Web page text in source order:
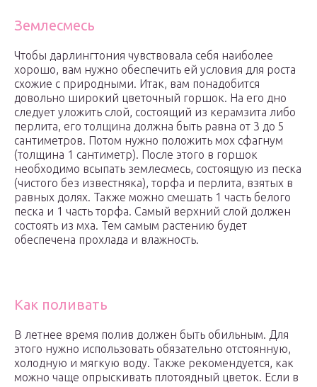
Землесмесь
Чтобы дарлингтония чувствовала себя наиболее
хорошо, вам нужно обеспечить ей условия для роста
схожие с природными. Итак, вам понадобится
довольно широкий цветочный горшок. На его дно
следует уложить слой, состоящий из керамзита либо
перлита, его толщина должна быть равна от 3 до 5
сантиметров. Потом нужно положить мох сфагнум
(толщина 1 сантиметр). После этого в горшок
необходимо всыпать землесмесь, состоящую из песка
(чистого без известняка), торфа и перлита, взятых в
равных долях. Также можно смешать 1 часть белого
песка и 1 часть торфа. Самый верхний слой должен
состоять из мха. Тем самым растению будет
обеспечена прохлада и влажность.
Как поливать
В летнее время полив должен быть обильным. Для
этого нужно использовать обязательно отстоянную,
холодную и мягкую воду. Также рекомендуется, как
можно чаще опрыскивать плотоядный цветок. Если в